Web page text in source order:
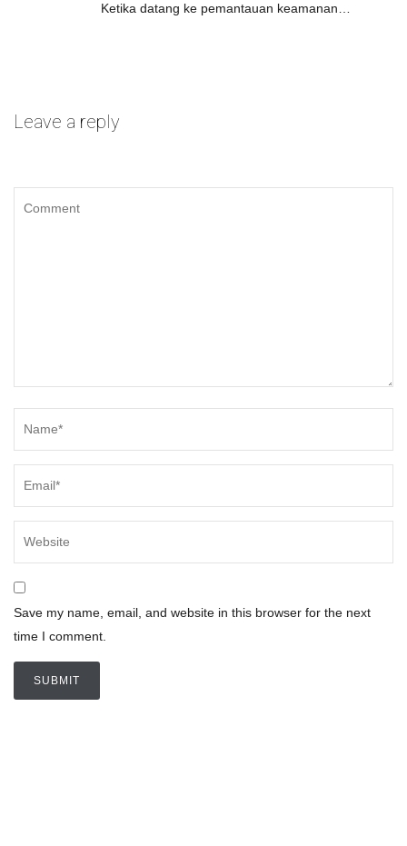
Ketika datang ke pemantauan keamanan…
Leave a reply
Save my name, email, and website in this browser for the next
time I comment.